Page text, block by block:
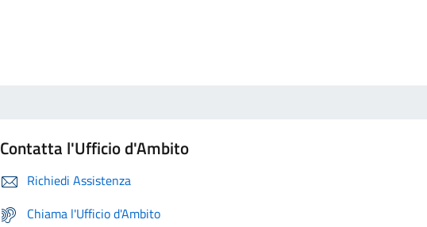
Contatta l'Ufficio d'Ambito
Richiedi Assistenza
Chiama l'Ufficio d'Ambito